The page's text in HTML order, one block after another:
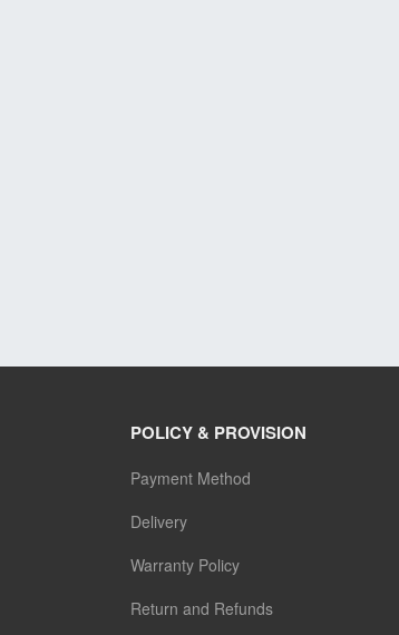
POLICY & PROVISION
Payment Method
Delivery
Warranty Policy
Return and Refunds